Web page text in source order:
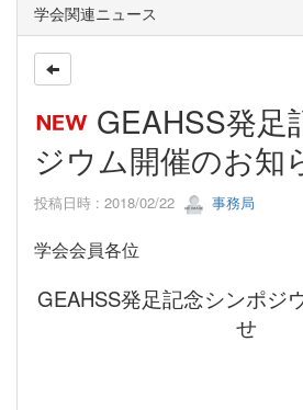
学会関連ニュース
GEAHSS発足
ジウム開催のお知
投稿日時 : 2018/02/22 事務局
学会会員各位
GEAHSS発足記念シンポジ
せ